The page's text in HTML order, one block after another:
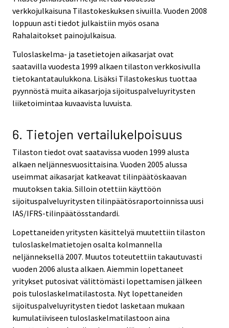
verkkojulkaisuna Tilastokeskuksen sivuilla. Vuoden 2008
loppuun asti tiedot julkaistiin myös osana
Rahalaitokset painojulkaisua.
Tuloslaskelma- ja tasetietojen aikasarjat ovat
saatavilla vuodesta 1999 alkaen tilaston verkkosivulla
tietokantataulukkona. Lisäksi Tilastokeskus tuottaa
pyynnöstä muita aikasarjoja sijoituspalveluyritysten
liiketoimintaa kuvaavista luvuista.
6. Tietojen vertailukelpoisuus
Tilaston tiedot ovat saatavissa vuoden 1999 alusta
alkaen neljännesvuosittaisina. Vuoden 2005 alussa
useimmat aikasarjat katkeavat tilinpäätöskaavan
muutoksen takia. Silloin otettiin käyttöön
sijoituspalveluyritysten tilinpäätösraportoinnissa uusi
IAS/IFRS-tilinpäätösstandardi.
Lopettaneiden yritysten käsittelyä muutettiin tilaston
tuloslaskelmatietojen osalta kolmannella
neljänneksellä 2007. Muutos toteutettiin takautuvasti
vuoden 2006 alusta alkaen. Aiemmin lopettaneet
yritykset putosivat välittömästi lopettamisen jälkeen
pois tuloslaskelmatilastosta. Nyt lopettaneiden
sijoituspalveluyritysten tiedot lasketaan mukaan
kumulatiiviseen tuloslaskelmatilastoon aina